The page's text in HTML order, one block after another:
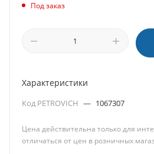
Под заказ
Характеристики
Код PETROVICH — 1067307
Цена действительна только для
отличаться от цен в розничных